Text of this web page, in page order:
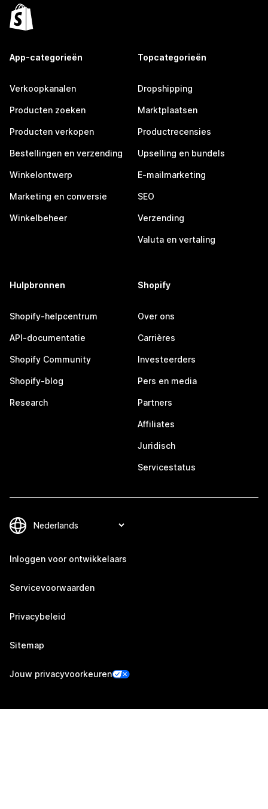
App-categorieën
Verkoopkanalen
Producten zoeken
Producten verkopen
Bestellingen en verzending
Winkelontwerp
Marketing en conversie
Winkelbeheer
Topcategorieën
Dropshipping
Marktplaatsen
Productrecensies
Upselling en bundels
E-mailmarketing
SEO
Verzending
Valuta en vertaling
Hulpbronnen
Shopify-helpcentrum
API-documentatie
Shopify Community
Shopify-blog
Research
Shopify
Over ons
Carrières
Investeerders
Pers en media
Partners
Affiliates
Juridisch
Servicestatus
Inloggen voor ontwikkelaars
Servicevoorwaarden
Privacybeleid
Sitemap
Jouw privacyvoorkeuren